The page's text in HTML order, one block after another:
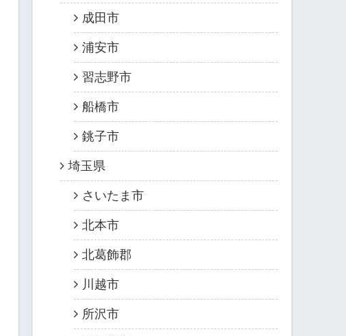
成田市
浦安市
習志野市
船橋市
銚子市
埼玉県
さいたま市
北本市
北葛飾郡
川越市
所沢市